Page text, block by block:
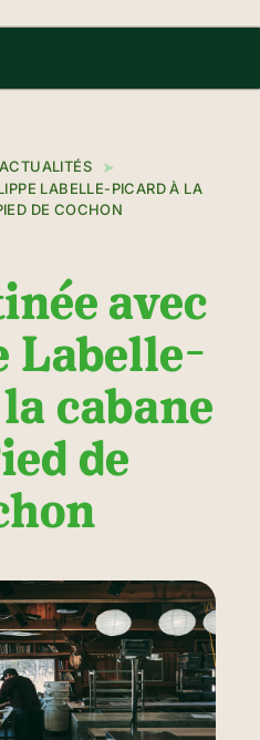
ACTUALITÉS
LABELLE-PICARD À LA
DE COCHON
avec
Labelle-
cabane
de